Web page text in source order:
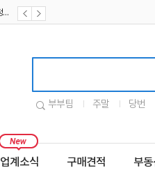
[공지] [호텔업] 개인정보 처리방침 개정본2 (19.09.02)
부부팀 주말 당번
업계소식 구매견적 부동